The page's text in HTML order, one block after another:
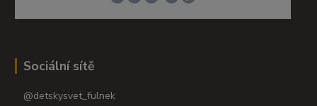
Sociální sítě
@detskysvet_fulnek